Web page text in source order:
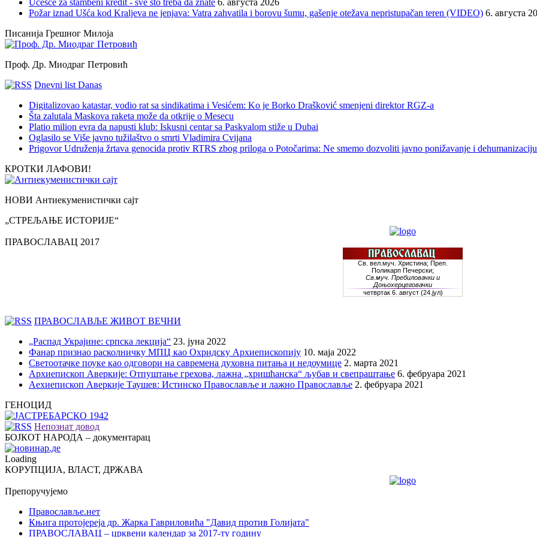
Požar iznad Ušća kod Kraljeva ne jenjava: Vatra zahvatila i borovu šumu, gašenje otežava nepristupačan teren (VIDEO) 6. августа
Писанија Грешног Милоја
Проф. Др. Миодраг Петровић
Dnevni list Danas
Digitalizovao katastar, vodio rat sa sindikatima i Vesićem: Ko je Borko Drašković smenjeni direktor RGZ-a
Šta zalutala Maskova raketa može da otkrije o Mesecu
Platio milion evra da napusti klub: Iskusni centar sa Paskvalom stiže u Dubai
Oglasilo se Više javno tužilaštvo o smrti Vladimira Cvijana
Prigovor Udruženja žrtava genocida protiv RTRS zbog priloga o Potočarima: Ne smemo dozvoliti javno ponižavanje i
КРОТКИ ЛАФОВИ!
НОВИ Антиекуменистички сајт
„СТРЕЉАЊЕ ИСТОРИЈЕ“
ПРАВОСЛАВАЦ 2017
ПРАВОСЛАВЉЕ ЖИВОТ ВЕЧНИ
„Распад Украјине: српска лекција“ 23. јуна 2022
Фанар признао расколничку МПЦ као Охридску Архиепископију 10. маја 2022
Светоотачке поуке као одговори на савремена духовна питања и недоумице 2. марта 2021
Архиепископ Аверкије: Отпуштање грехова, лажна „хришћанска“ љубав и свепраштање 6. фебруара 2021
Аехиепископ Аверкије Таушев: Истинско Православље и лажно Православље 2. фебруара 2021
ГЕНОЦИД
Непознат довод
БОЈКОТ НАРОДА – документарац
Loading
КОРУПЦИЈА, ВЛАСТ, ДРЖАВА
Препоручујемо
Православље.нет
Књига протојереја др. Жарка Гавриловића "Давид против Голијата"
ПРАВОСЛАВАЦ – црквени календар за 2017-ту годину